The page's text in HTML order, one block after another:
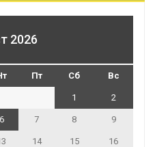
2026
Пт Сб Вс
1 2
6 7 8 9
14 15 16